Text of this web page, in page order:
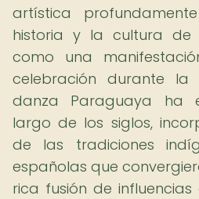
artística
historia y la cultura de
como una
celebración durante la
danza Paraguaya ha
largo de los siglos,
de las tradiciones
españolas que
rica fusión de